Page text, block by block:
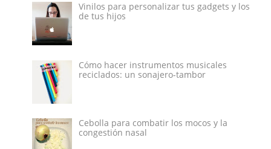
Vinilos para personalizar tus gadgets y los
de tus hijos
Cómo hacer instrumentos musicales
reciclados: un sonajero-tambor
Cebolla para combatir los mocos y la
congestión nasal